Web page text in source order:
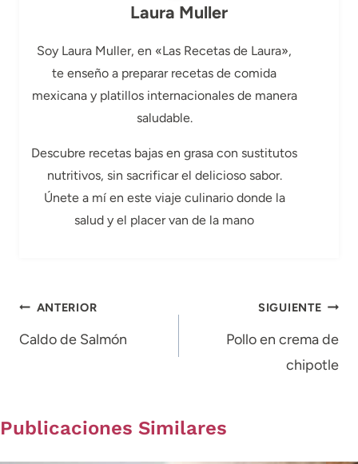
Laura Muller
Soy Laura Muller, en «Las Recetas de Laura»,
te enseño a preparar recetas de comida
mexicana y platillos internacionales de manera
saludable.
Descubre recetas bajas en grasa con sustitutos
nutritivos, sin sacrificar el delicioso sabor.
Únete a mí en este viaje culinario donde la
salud y el placer van de la mano
Navegación
de
ANTERIOR
Caldo de Salmón
SIGUIENTE
Pollo en crema de
chipotle
Publicaciones Similares